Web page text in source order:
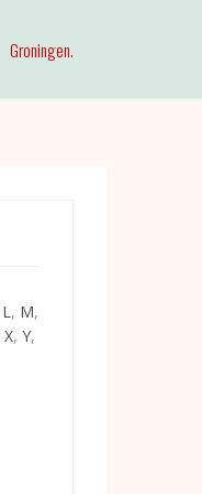
Groningen.
L, M,
X, Y,